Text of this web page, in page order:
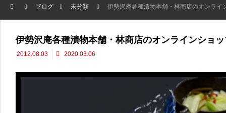
ブログ 未分類 伊勢沢庵各種漬物本舗・林商店のオンライ
伊勢沢庵各種漬物本舗・林商店のオンラインショ
2012.08.03 2020.03.06